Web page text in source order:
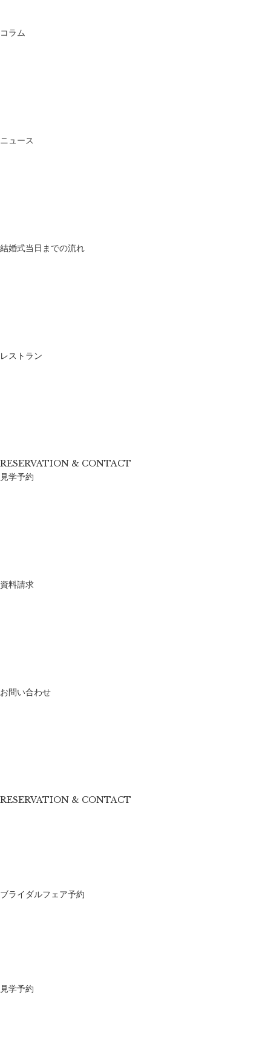
コラム
ニュース
結婚式当日までの流れ
レストラン
RESERVATION & CONTACT
見学予約
資料請求
お問い合わせ
RESERVATION & CONTACT
ブライダルフェア予約
見学予約